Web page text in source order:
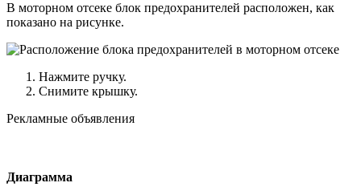
В моторном отсеке блок предохранителей расположен, как
показано на рисунке.
Нажмите ручку.
Снимите крышку.
Рекламные объявления
Диаграмма